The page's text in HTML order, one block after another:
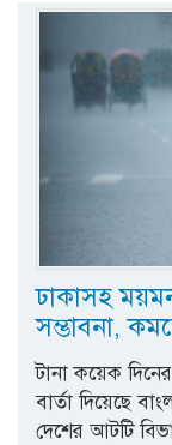
ঢাকাসহ
সম্ভাবনা,
টানা কয়েক
বার্তা দিয়েছে
দেশের আটটি